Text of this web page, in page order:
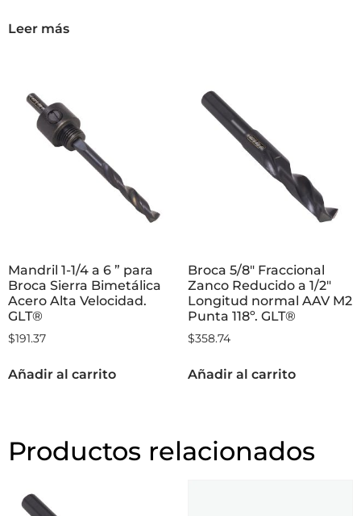
Leer más
Mandril 1-1/4 a 6 ” para
Broca Sierra Bimetálica
Acero Alta Velocidad.
GLT®
$191.37
Añadir al carrito
Broca 5/8″ Fraccional
Zanco Reducido a 1/2″
Longitud normal AAV M2
Punta 118º. GLT®
$358.74
Añadir al carrito
Productos relacionados